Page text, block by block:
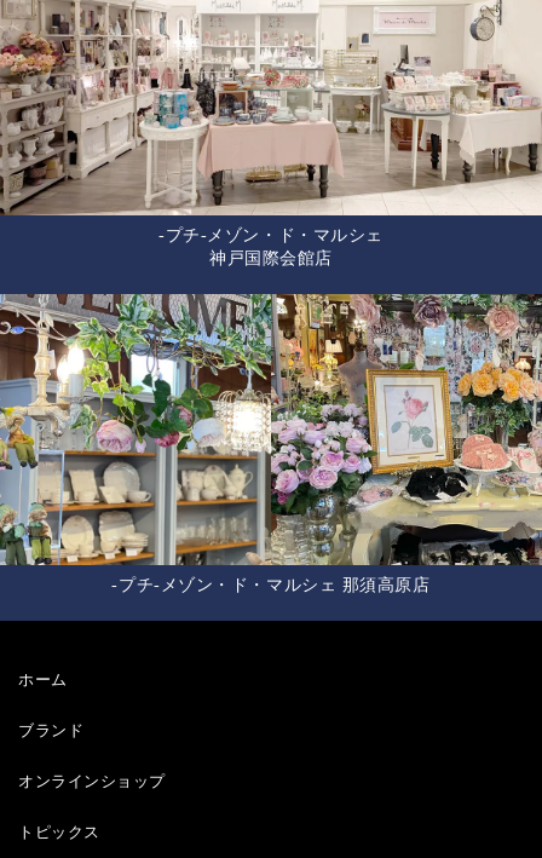
-プチ-メゾン・ド・マルシェ
神戸国際会館店
-プチ-メゾン・ド・マルシェ 那須高原店
ホーム
ブランド
オンラインショップ
トピックス